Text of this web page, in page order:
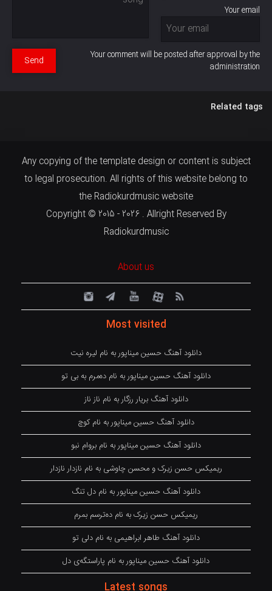
Your email
Your comment will be posted after approval by the
administration
Send
Related tags
Any copying of the template design or content is subject
to legal prosecution. All rights of this website belong to
the Radiokurdmusic website
Copyright © 2015 - 2026 . Allright Reserved By
Radiokurdmusic
About us
Most visited
دانلود آهنگ حسین میناپور به نام لیره نیت
دانلود آهنگ حسین میناپور به نام دەمرم بە بی تو
دانلود آهنگ بریار رزگار به نام ناز ناز
دانلود آهنگ حسین میناپور به نام کوچ
دانلود آهنگ حسین میناپور به نام بروام نبو
ریمیکس حسن زیرک و محسن چاوشی به نام نازدار نازدار
دانلود آهنگ حسین میناپور به نام دل تنگ
ریمیکس حسن زیرک به نام دەترسم بمرم
دانلود آهنگ طاهر ابراهیمی به نام دلی تو
دانلود آهنگ حسین میناپور به نام پاراستگەی دل